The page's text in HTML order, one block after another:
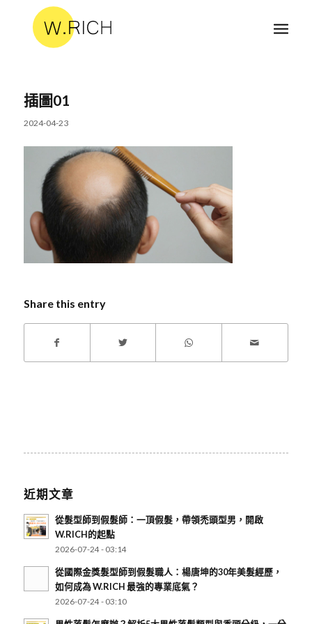
插圖01
2024-04-23
Share this entry
近期文章
從髮型師到假髮師：一頂假髮，帶領禿頭型男，開啟
W.RICH的起點
2026-07-24 - 03:14
從國際金獎髮型師到假髮職人：楊唐坤的30年美髮經歷，
如何成為 W.RICH 最強的專業底氣？
2026-07-24 - 03:10